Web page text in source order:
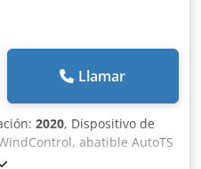
Llamar
2020, Dispositivo de
abatible AutoTS
de tubos en L